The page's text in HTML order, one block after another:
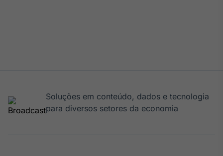
Soluções em conteúdo, dados e tecnologia
para diversos setores da economia